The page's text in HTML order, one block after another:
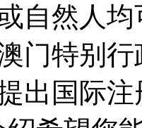
自然人
门特别
出国际